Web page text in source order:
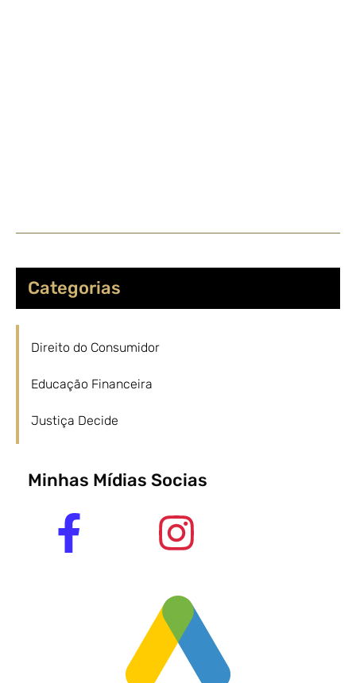
Categorias
Direito do Consumidor
Educação Financeira
Justiça Decide
Minhas Mídias Socias